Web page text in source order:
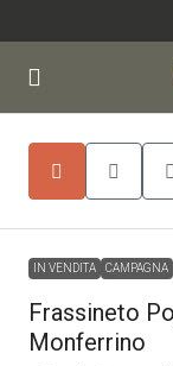
IN VENDITA CAMPAGNA
Frassineto
Monferrino